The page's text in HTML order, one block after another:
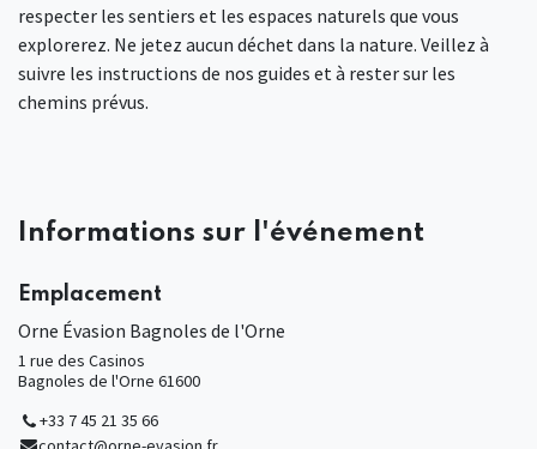
respecter les sentiers et les espaces naturels que vous
explorerez. Ne jetez aucun déchet dans la nature. Veillez à
suivre les instructions de nos guides et à rester sur les
chemins prévus.
Informations sur l'événement
Emplacement
Orne Évasion Bagnoles de l'Orne
1 rue des Casinos
Bagnoles de l'Orne 61600
+33 7 45 21 35 66